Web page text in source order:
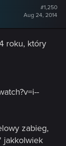
#1,250
Aug 24, 2014
roku, który
zabieg,
jakkolwiek